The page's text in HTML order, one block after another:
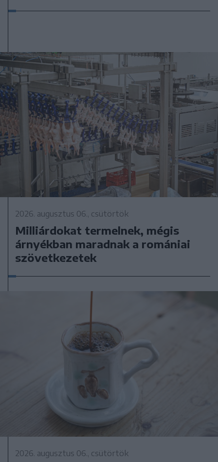
2026. augusztus 06., csütörtök
Milliárdokat termelnek, mégis
árnyékban maradnak a romániai
szövetkezetek
2026. augusztus 06., csütörtök